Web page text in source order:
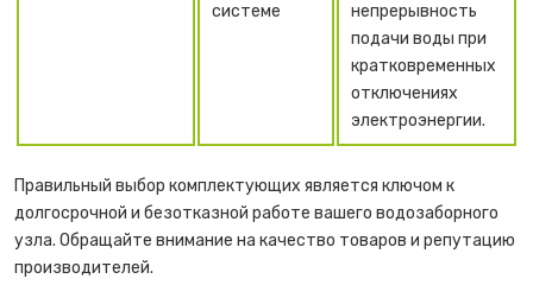
системе
непрерывность
подачи воды при
кратковременных
отключениях
электроэнергии.
Правильный выбор комплектующих является ключом к
долгосрочной и безотказной работе вашего водозаборного
узла. Обращайте внимание на качество товаров и репутацию
производителей.